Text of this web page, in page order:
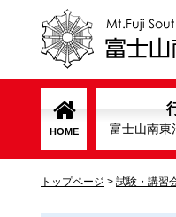
HOME 富士山南東
トップページ > 試験・講習